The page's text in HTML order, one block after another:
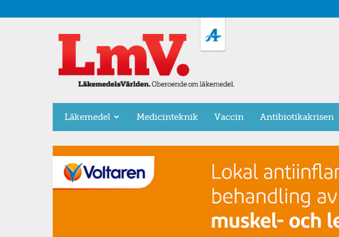
LäkemedelsVärlden
Läkemedel Medicinteknik Vaccin Antibiotikakrisen